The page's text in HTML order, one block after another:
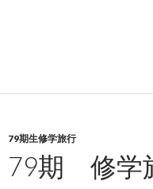
79期生修学旅行
79期 修学